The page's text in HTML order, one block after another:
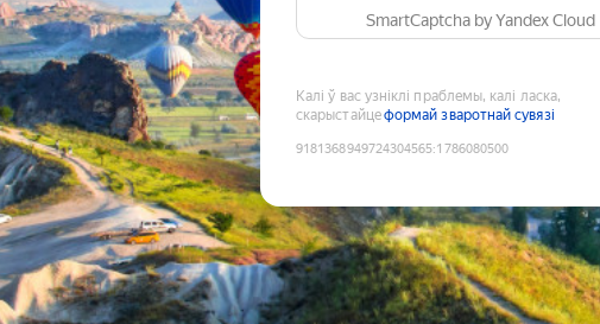
SmartCaptcha by Yandex Cloud
Калі ў вас узніклі праблемы, калі ласка,
скарыстайцеформай зваротнай сувязі
9181368949724304565:1786080500